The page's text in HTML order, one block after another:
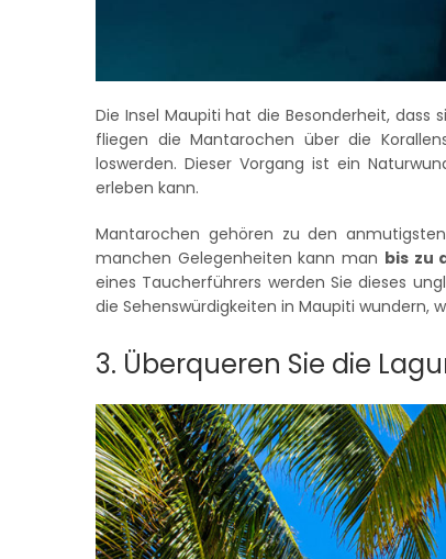
Die Insel Maupiti hat die Besonderheit,
fliegen die Mantarochen über die
loswerden. Dieser Vorgang ist ein
erleben kann.
Mantarochen gehören zu den
manchen Gelegenheiten kann man bis zu
eines Taucherführers werden Sie dieses
die Sehenswürdigkeiten in Maupiti wundern,
3. Überqueren Sie die